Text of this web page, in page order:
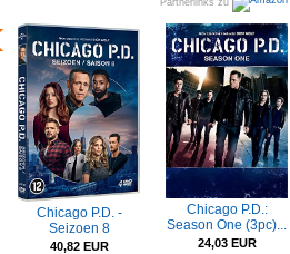
Partnerlinks zu
Chicago P.D. -
Seizoen 8
40,82 EUR
Chicago P.D.:
Season One (3pc)...
24,03 EUR